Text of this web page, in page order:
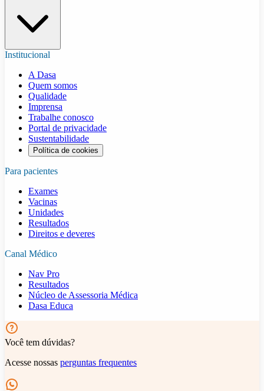
Institucional
A Dasa
Quem somos
Qualidade
Imprensa
Trabalhe conosco
Portal de privacidade
Sustentabilidade
Política de cookies
Para pacientes
Exames
Vacinas
Unidades
Resultados
Direitos e deveres
Canal Médico
Nav Pro
Resultados
Núcleo de Assessoria Médica
Dasa Educa
Você tem dúvidas?
Acesse nossas perguntas frequentes